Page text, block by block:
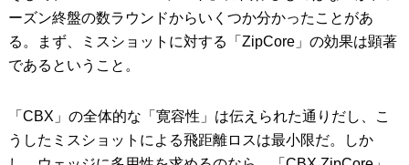
ーズン終盤の数ラウンドからいくつか分かったことがあ
る。まず、ミスショットに対する「ZipCore」の効果は顕著
であるということ。
「CBX」の全体的な「寛容性」は伝えられた通りだし、こ
うしたミスショットによる飛距離ロスは最小限だ。しか